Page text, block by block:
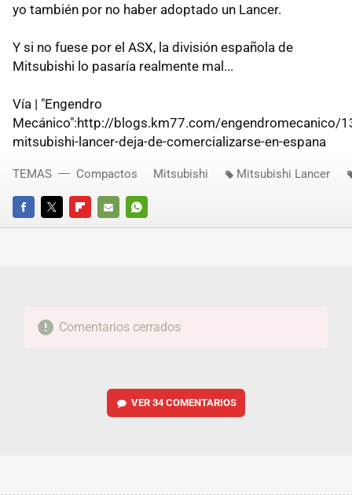
yo también por no haber adoptado un Lancer.
Y si no fuese por el ASX, la división española de
Mitsubishi lo pasaría realmente mal...
Vía | "Engendro
Mecánico":http://blogs.km77.com/engendromecanico/
mitsubishi-lancer-deja-de-comercializarse-en-espana
FACEBOOKTWITTERFLIPBOARD
E-
WHATSAPP
TEMAS Compactos Mitsubishi Mitsubishi Lancer
Comentarios cerrados
VER 34 COMENTARIOS